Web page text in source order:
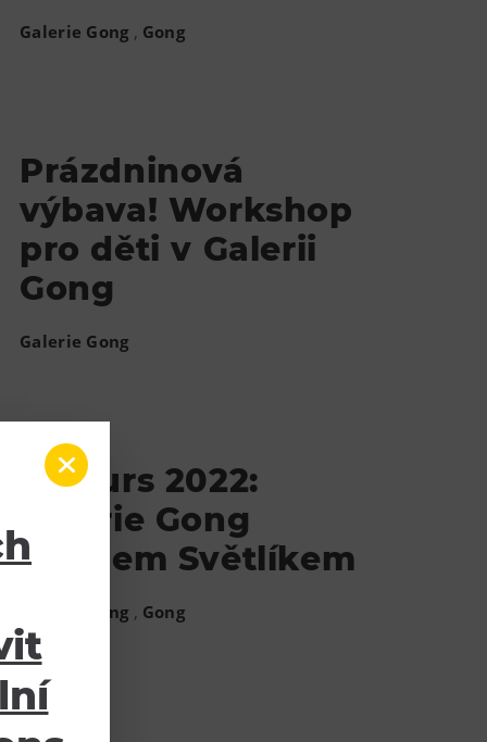
Galerie Gong , Gong
Prázdninová
výbava! Workshop
pro děti v Galerii
Gong
Galerie Gong
Colours 2022:
Galerie Gong
s Janem Světlíkem
Galerie Gong , Gong